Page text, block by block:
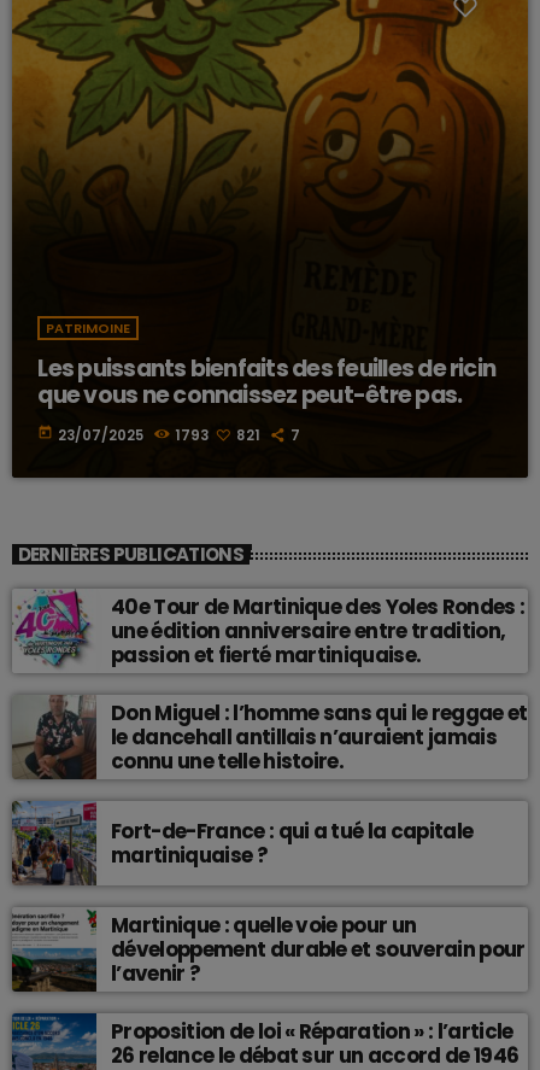
PATRIMOINE
Les puissants bienfaits des feuilles de ricin
que vous ne connaissez peut-être pas.
today 23/07/2025 1793 821 7
DERNIÈRES PUBLICATIONS
40e Tour de Martinique des Yoles Rondes :
une édition anniversaire entre tradition,
passion et fierté martiniquaise.
Don Miguel : l’homme sans qui le reggae et
le dancehall antillais n’auraient jamais
connu une telle histoire.
Fort-de-France : qui a tué la capitale
martiniquaise ?
Martinique : quelle voie pour un
développement durable et souverain pour
l’avenir ?
Proposition de loi « Réparation » : l’article
26 relance le débat sur un accord de 1946